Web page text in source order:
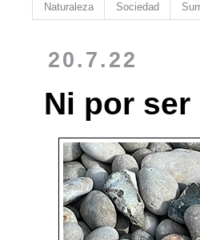
Naturaleza Sociedad
20.7.22
Ni por